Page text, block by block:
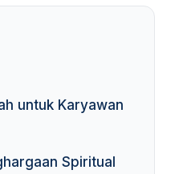
untuk Karyawan
Spiritual